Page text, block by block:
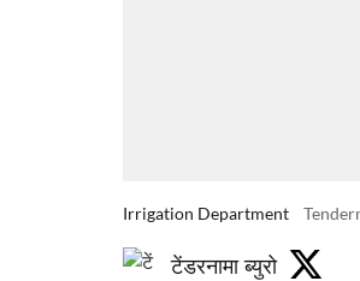
Irrigation Department
टेंडरनामा ब्युरो